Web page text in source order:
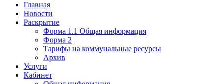
Главная
Новости
Раскрытие
Форма 1.1 Общая информация
Форма 2
Тарифы на коммунальные ресурсы
Архив
Услуги
Кабинет